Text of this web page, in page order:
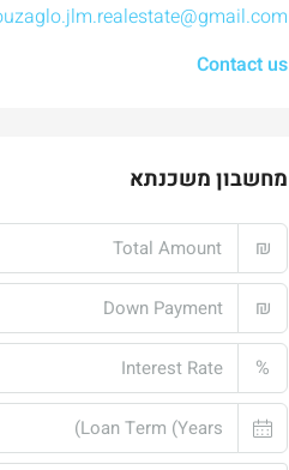
Contact us
מחשבון משכנתא
₪
₪
%